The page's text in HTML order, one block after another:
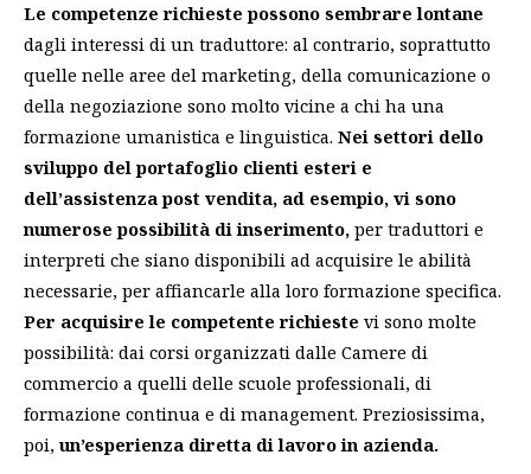
Le competenze richieste possono sembrare lontane
dagli interessi di un traduttore: al contrario, soprattutto
quelle nelle aree del marketing, della comunicazione o
della negoziazione sono molto vicine a chi ha una
formazione umanistica e linguistica. Nei settori dello
sviluppo del portafoglio clienti esteri e
dell’assistenza post vendita, ad esempio, vi sono
numerose possibilità di inserimento, per traduttori e
interpreti che siano disponibili ad acquisire le abilità
necessarie, per affiancarle alla loro formazione specifica.
Per acquisire le competente richieste vi sono molte
possibilità: dai corsi organizzati dalle Camere di
commercio a quelli delle scuole professionali, di
formazione continua e di management. Preziosissima,
poi, un’esperienza diretta di lavoro in azienda.